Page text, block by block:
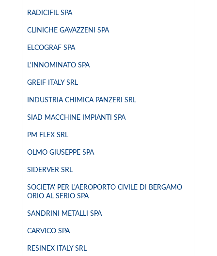
RADICIFIL SPA
CLINICHE GAVAZZENI SPA
ELCOGRAF SPA
L'INNOMINATO SPA
GREIF ITALY SRL
INDUSTRIA CHIMICA PANZERI SRL
SIAD MACCHINE IMPIANTI SPA
PM FLEX SRL
OLMO GIUSEPPE SPA
SIDERVER SRL
SOCIETA' PER L'AEROPORTO CIVILE DI BERGAMO
ORIO AL SERIO SPA
SANDRINI METALLI SPA
CARVICO SPA
RESINEX ITALY SRL